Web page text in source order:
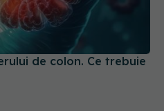
de colon. Ce trebuie